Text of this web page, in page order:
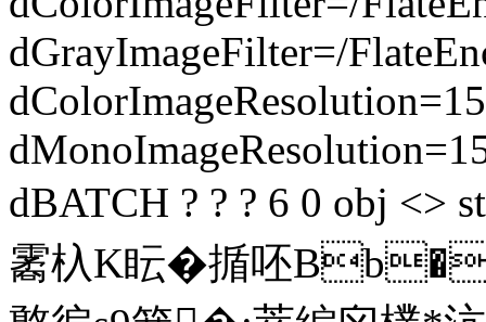
dGrayImageFilter=/
dBATCH ? ? ? 6 0 obj <>
霱杁K眃�揗呸